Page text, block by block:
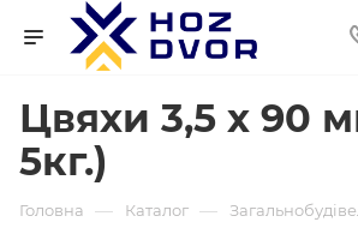
Цвяхи 3,5 х 90
5кг.)
Головна — Каталог —